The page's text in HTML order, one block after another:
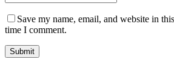
Save my name, email, and website in
time I comment.